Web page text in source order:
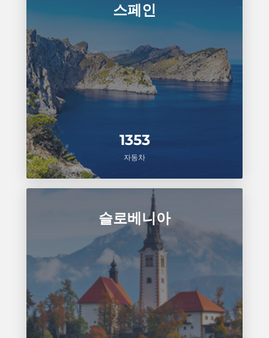
1353
자동차
스페인
슬로베니아